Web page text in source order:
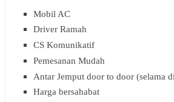
Mobil AC
Driver Ramah
CS Komunikatif
Pemesanan Mudah
Antar Jemput door to door (selama
Harga bersahabat